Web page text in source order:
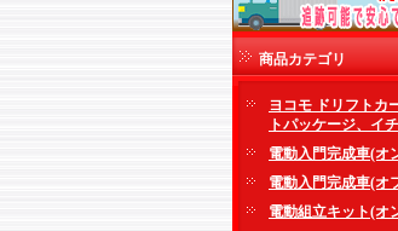
商品カテゴリ
ヨコモ ドリフトカ
トパッケージ、イ
電動入門完成車(オ
電動入門完成車(オ
電動組立キット(オ